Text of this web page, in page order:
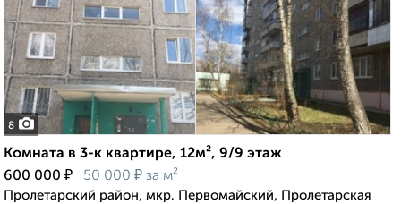
8
Комната в 3-к квартире, 12м², 9/9 этаж
600 000 ₽ 50 000 ₽ за м²
Пролетарский район, мкр. Первомайский, Пролетарская